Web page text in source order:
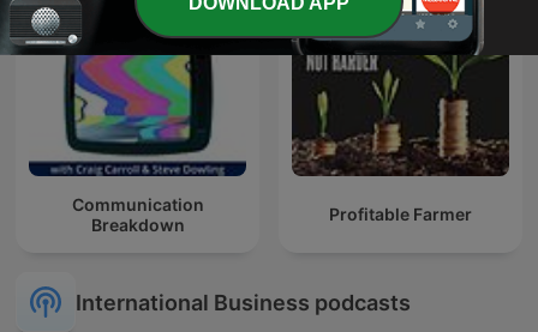
Communication
Breakdown
Profitable Farmer
International Business podcasts